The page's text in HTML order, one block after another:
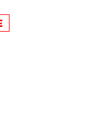
จากสนามบิน 49
ราย อนุญาตให้